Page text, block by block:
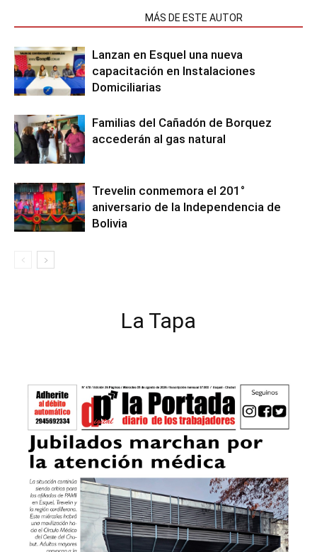
MÁS DE ESTE AUTOR
Lanzan en Esquel una nueva
capacitación en Instalaciones
Domiciliarias
Familias del Cañadón de Borquez
accederán al gas natural
Trevelin conmemora el 201°
aniversario de la Independencia de
Bolivia
La Tapa